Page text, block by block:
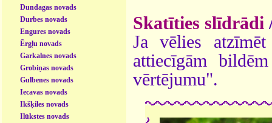
Dundagas novads
Durbes novads
Engures novads
Ērgļu novads
Garkalnes novads
Grobiņas novads
Gulbenes novads
Iecavas novads
Ikšķiles novads
Ilūkstes novads
Skatīties slīdrādi
Ja vēlies
attiecīgām
vērtējumu".